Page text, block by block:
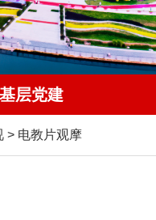
基层党建
> 电教片观摩